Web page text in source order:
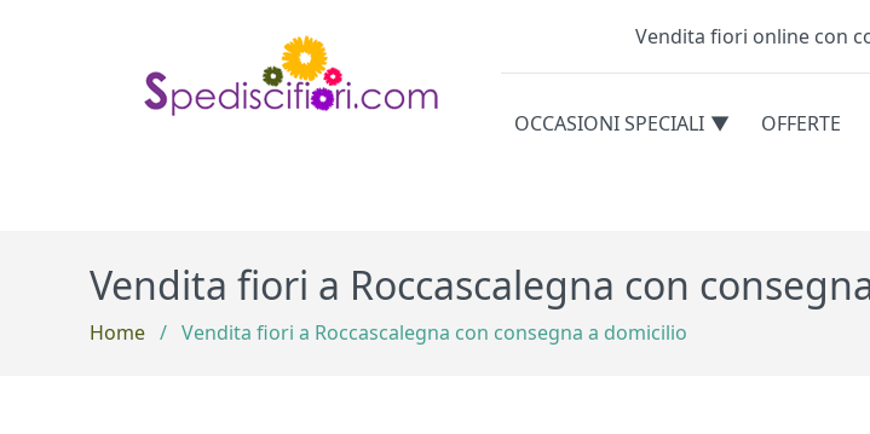
Vendita fiori online con
Categorie
OCCASIONI SPECIALI OFFERTE
Vendita fiori a Roccascalegna con
Home / Vendita fiori a Roccascalegna con consegna a domicilio